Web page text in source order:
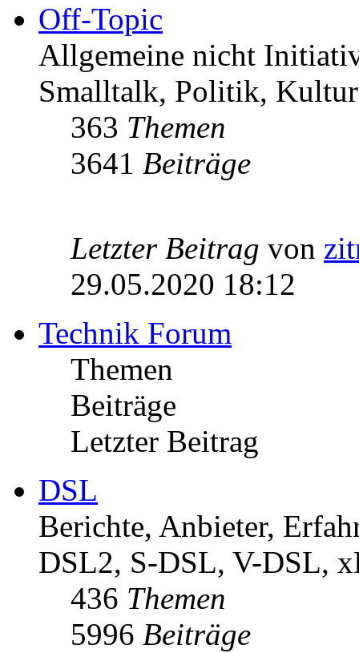
Off-Topic
Allgemeine nicht
Smalltalk, Politik, Kultur
363 Themen
3641 Beiträge
Letzter Beitrag von
29.05.2020 18:12
Technik Forum
Themen
Beiträge
Letzter Beitrag
DSL
Berichte, Anbieter,
DSL2, S-DSL, V-DSL,
436 Themen
5996 Beiträge